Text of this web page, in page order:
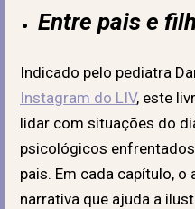
Entre pais e
Indicado pelo pediatra
Instagram do LIV, este
lidar com situações do
psicológicos
pais. Em cada capítulo, o
narrativa que ajuda a